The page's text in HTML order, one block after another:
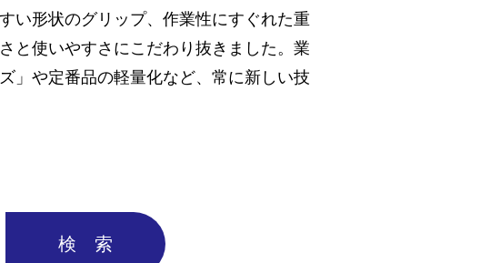
い形状のグリップ、作業性にすぐれた重
と使いやすさにこだわり抜きました。業
」や定番品の軽量化など、常に新しい技